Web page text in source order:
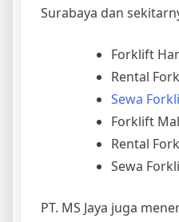
Surabaya dan
Forklift
Rental
Sewa
Forklift
Rental
Sewa
PT. MS Jaya juga